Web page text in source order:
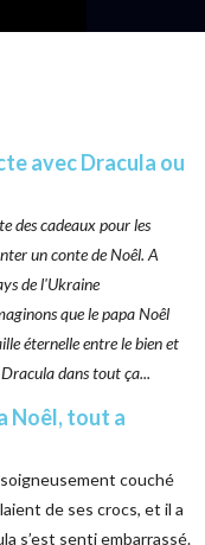
avec Dracula ou
des cadeaux pour les
un conte de Noêl. A
de l'Ukraine
que le papa Noêl
éternelle entre le bien et
dans tout ça...
Noêl, tout a
couché
de ses crocs, et il a
s’est senti embarrassé.